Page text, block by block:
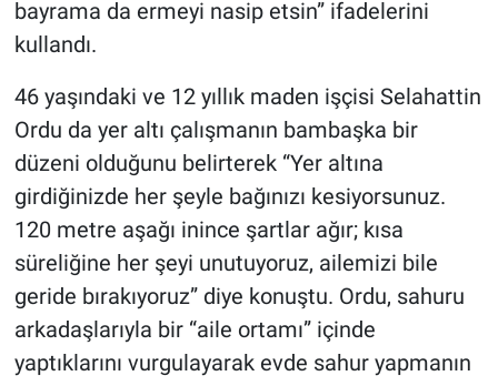
bayrama da ermeyi nasip etsin” ifadelerini
kullandı.
46 yaşındaki ve 12 yıllık maden işçisi Selahattin
Ordu da yer altı çalışmanın bambaşka bir
düzeni olduğunu belirterek “Yer altına
girdiğinizde her şeyle bağınızı kesiyorsunuz.
120 metre aşağı inince şartlar ağır; kısa
süreliğine her şeyi unutuyoruz, ailemizi bile
geride bırakıyoruz” diye konuştu. Ordu, sahuru
arkadaşlarıyla bir “aile ortamı” içinde
yaptıklarını vurgulayarak evde sahur yapmanın